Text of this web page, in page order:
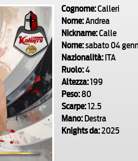
Cognome:Calleri
Nome:Andrea
Nickname:Calle
Nome:sabato 04
Nazionalità:ITA
Ruolo:4
Altezza:199
Peso:80
Scarpe:12.5
Mano:Destra
Knights da:2025